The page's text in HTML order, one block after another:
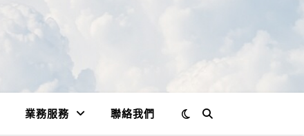
業務服務 聯絡我們